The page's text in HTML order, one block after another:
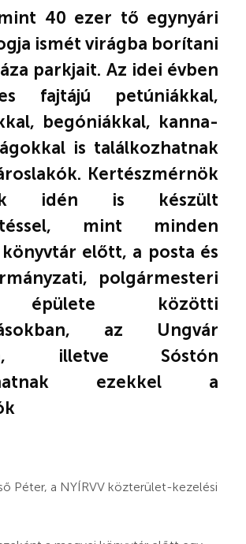
40 ezer tő egynyári
ismét virágba borítani
parkjait. Az idei évben
fajtájú petúniákkal,
begóniákkal, kanna-
is találkozhatnak
Kertészmérnök
idén is készült
mint minden
könyvtár előtt, a posta és
polgármesteri
épülete közötti
az Ungvár
illetve Sóstón
ezekkel a
Péter, a NYÍRVV közterület-kezelési